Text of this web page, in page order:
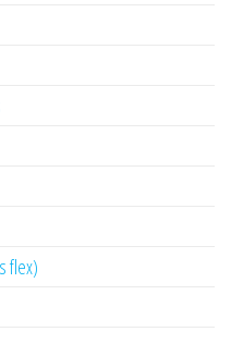
flex)